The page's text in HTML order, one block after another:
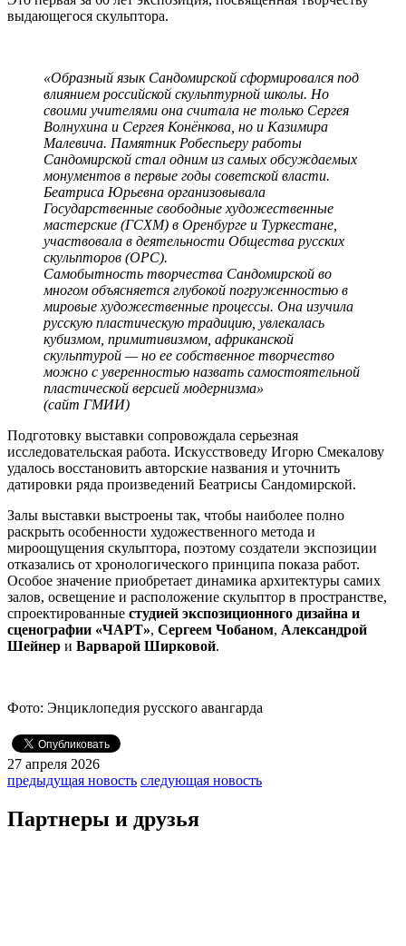
выдающегося скульптора.
«Образный язык Сандомирской сформировался под
влиянием российской скульптурной школы. Но
своими учителями она считала не только Сергея
Волнухина и Сергея Конёнкова, но и Казимира
Малевича. Памятник Робеспьеру работы
Сандомирской стал одним из самых обсуждаемых
монументов в первые годы советской власти.
Беатриса Юрьевна организовывала
Государственные свободные художественные
мастерские (ГСХМ) в Оренбурге и Туркестане,
участвовала в деятельности Общества русских
скульпторов (ОРС).
Самобытность творчества Сандомирской во
многом объясняется глубокой погруженностью в
мировые художественные процессы. Она изучила
русскую пластическую традицию, увлекалась
кубизмом, примитивизмом, африканской
скульптурой — но ее собственное творчество
можно с уверенностью назвать самостоятельной
пластической версией модернизма»
(сайт ГМИИ)
Подготовку выставки сопровождала серьезная
исследовательская работа. Искусствоведу Игорю Смекалову
удалось восстановить авторские названия и уточнить
датировки ряда произведений Беатрисы Сандомирской.
Залы выставки выстроены так, чтобы наиболее полно
раскрыть особенности художественного метода и
мироощущения скульптора, поэтому создатели экспозиции
отказались от хронологического принципа показа работ.
Особое значение приобретает динамика архитектуры самих
залов, освещение и расположение скульптор в пространстве,
спроектированные студией экспозиционного дизайна и
сценографии «ЧАРТ», Сергеем Чобаном, Александрой
Шейнер и Варварой Ширковой.
Фото: Энциклопедия русского авангарда
27 апреля 2026
предыдущая новость следующая новость
Партнеры и друзья